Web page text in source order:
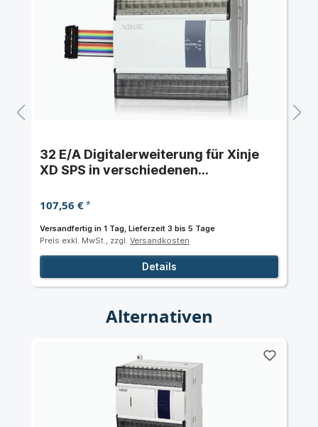
32 E/A Digitalerweiterung für Xinje
XD SPS in verschiedenen
107,56 €*
Versandfertig in 1 Tag, Lieferzeit 3 bis 5 Tage
Preis exkl. MwSt., zzgl. Versandkosten
Details
Alternativen